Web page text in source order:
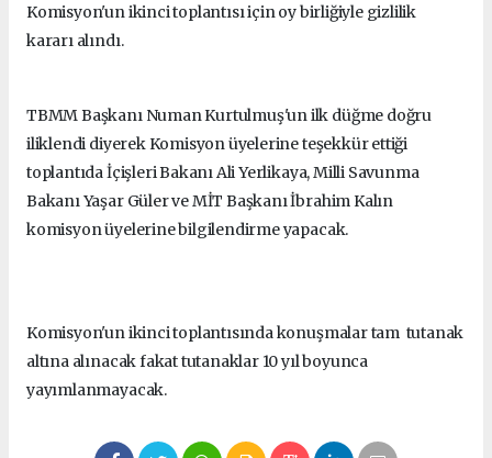
Komisyon'un ikinci toplantısı için oy birliğiyle gizlilik
kararı alındı.
TBMM Başkanı Numan Kurtulmuş'un ilk düğme doğru
iliklendi diyerek Komisyon üyelerine teşekkür ettiği
toplantıda İçişleri Bakanı Ali Yerlikaya, Milli Savunma
Bakanı Yaşar Güler ve MİT Başkanı İbrahim Kalın
komisyon üyelerine bilgilendirme yapacak.
Komisyon'un ikinci toplantısında konuşmalar tam tutanak
altına alınacak fakat tutanaklar 10 yıl boyunca
yayımlanmayacak.